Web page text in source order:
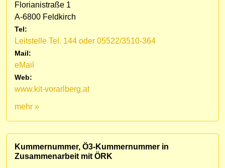
Florianistraße 1
A-6800 Feldkirch
Tel:
Leitstelle Tel. 144 oder 05522/3510-364
Mail:
eMail
Web:
www.kit-vorarlberg.at
mehr »
Kummernummer, Ö3-Kummernummer in
Zusammenarbeit mit ÖRK